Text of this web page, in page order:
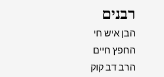
רבנים
הבן איש חי
החפץ חיים
הרב דב קוק